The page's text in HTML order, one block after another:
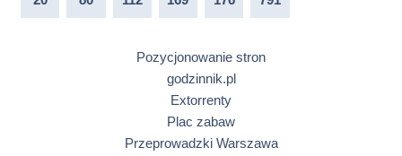
Pozycjonowanie stron
godzinnik.pl
Extorrenty
Plac zabaw
Przeprowadzki Warszawa